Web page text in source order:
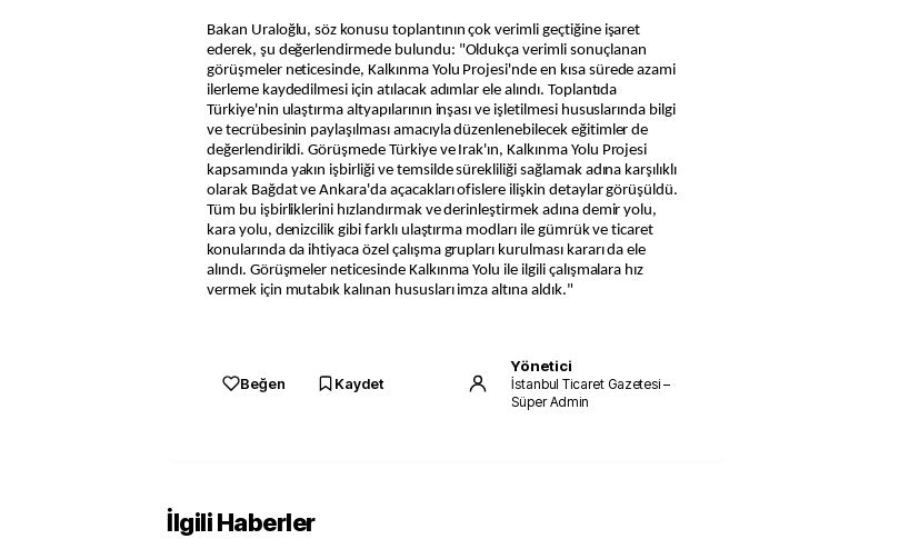
Bakan Uraloğlu, söz konusu toplantının çok verimli geçtiğine işaret
ederek, şu değerlendirmede bulundu: "Oldukça verimli sonuçlanan
görüşmeler neticesinde, Kalkınma Yolu Projesi'nde en kısa sürede azami
ilerleme kaydedilmesi için atılacak adımlar ele alındı. Toplantıda
Türkiye'nin ulaştırma altyapılarının inşası ve işletilmesi hususlarında bilgi
ve tecrübesinin paylaşılması amacıyla düzenlenebilecek eğitimler de
değerlendirildi. Görüşmede Türkiye ve Irak'ın, Kalkınma Yolu Projesi
kapsamında yakın işbirliği ve temsilde sürekliliği sağlamak adına karşılıklı
olarak Bağdat ve Ankara'da açacakları ofislere ilişkin detaylar görüşüldü.
Tüm bu işbirliklerini hızlandırmak ve derinleştirmek adına demir yolu,
kara yolu, denizcilik gibi farklı ulaştırma modları ile gümrük ve ticaret
konularında da ihtiyaca özel çalışma grupları kurulması kararı da ele
alındı. Görüşmeler neticesinde Kalkınma Yolu ile ilgili çalışmalara hız
vermek için mutabık kalınan hususları imza altına aldık."
Beğen Kaydet
Yönetici
İstanbul Ticaret Gazetesi –
Süper Admin
İlgili Haberler